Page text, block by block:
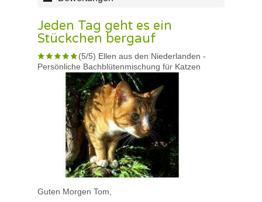
Jeden Tag geht es ein
Stückchen bergauf
(5/5) Ellen aus den Niederlanden -
Persönliche Bachblütenmischung für Katzen
Guten Morgen Tom,